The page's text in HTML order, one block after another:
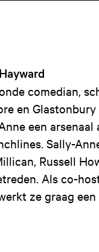
comedian,
en
een
Sally-
Russell
Als co-
ze graag